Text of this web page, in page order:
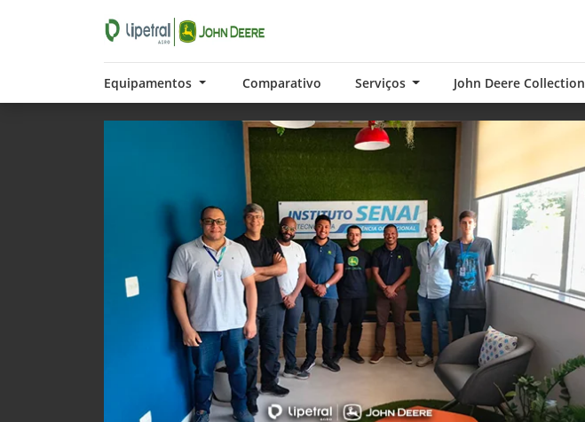
Equipamentos Comparativo Serviços John Deere Collection